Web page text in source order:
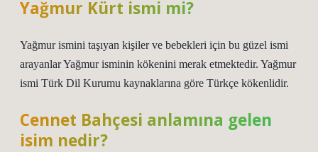
Yağmur Kürt ismi mi?
Yağmur ismini taşıyan kişiler ve bebekleri için bu güzel ismi
arayanlar Yağmur isminin kökenini merak etmektedir. Yağmur
ismi Türk Dil Kurumu kaynaklarına göre Türkçe kökenlidir.
Cennet Bahçesi anlamına gelen
isim nedir?